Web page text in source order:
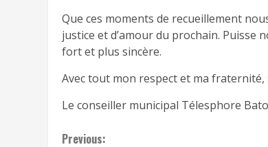
Que ces moments de recueillement
justice et d’amour du prochain.
fort et plus sincère.
Avec tout mon respect et ma fraternité,
Le conseiller municipal Télesphore
Previous: